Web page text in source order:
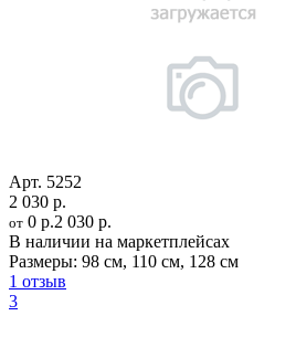
Арт. 5252
2 030 р.
от 0 р.2 030 р.
В наличии на маркетплейсах
Размеры: 98 см, 110 см, 128 см
1 отзыв
3